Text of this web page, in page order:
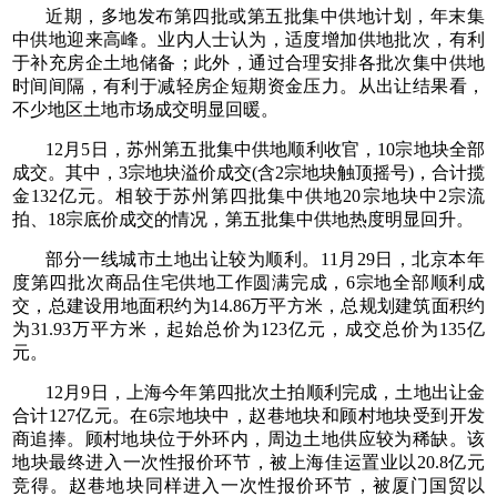
近期，多地发布第四批或第五批集中供地计划，年末集
中供地迎来高峰。业内人士认为，适度增加供地批次，有利
于补充房企土地储备；此外，通过合理安排各批次集中供地
时间间隔，有利于减轻房企短期资金压力。从出让结果看，
不少地区土地市场成交明显回暖。
12月5日，苏州第五批集中供地顺利收官，10宗地块全部
成交。其中，3宗地块溢价成交(含2宗地块触顶摇号)，合计揽
金132亿元。相较于苏州第四批集中供地20宗地块中2宗流
拍、18宗底价成交的情况，第五批集中供地热度明显回升。
部分一线城市土地出让较为顺利。11月29日，北京本年
度第四批次商品住宅供地工作圆满完成，6宗地全部顺利成
交，总建设用地面积约为14.86万平方米，总规划建筑面积约
为31.93万平方米，起始总价为123亿元，成交总价为135亿
元。
12月9日，上海今年第四批次土拍顺利完成，土地出让金
合计127亿元。在6宗地块中，赵巷地块和顾村地块受到开发
商追捧。顾村地块位于外环内，周边土地供应较为稀缺。该
地块最终进入一次性报价环节，被上海佳运置业以20.8亿元
竞得。赵巷地块同样进入一次性报价环节，被厦门国贸以